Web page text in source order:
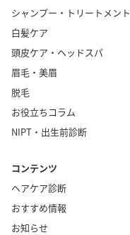
シャンプー・トリートメント
白髪ケア
頭皮ケア・ヘッドスパ
眉毛・美眉
脱毛
お役立ちコラム
NIPT・出生前診断
コンテンツ
ヘアケア診断
おすすめ情報
お知らせ